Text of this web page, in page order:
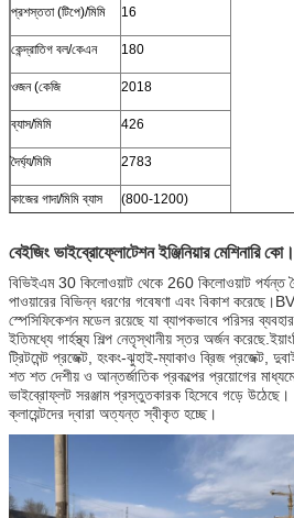
প্রশস্ততা (টিপে)/মিমি 16
কেন্দ্রাতিগ বল/কেএন 180
ওজন (কেজি 2018
ব্যাস/মিমি 426
দৈর্ঘ্য/মিমি 2783
কাজের গাদা/মিমি ব্যাস (800-1200)
বেইজিং ভাইব্রোফ্লোটেশন ইঞ্জিনিয়ার মেশিনারি
বিভিইএম 30 কিলোওয়াট থেকে 260 কিলোওয়াট পর্যন্ত
পাওয়ারের বিভিন্ন ধরণের গবেষণা এবং বিকাশ
স্পেসিফিকেশন মডেল রয়েছে যা ব্যাপকভাবে পরিসর
ইতিমধ্যে গার্হস্থ্য শিল্প নেতৃস্থানীয় স্তর অর্জন
ট্রিটমেন্ট প্রজেক্ট, হংকং-ঝুহাই-ম্যাকাও ব্রিজ প্রজেক্ট,
শত শত দেশীয় ও আন্তর্জাতিক প্রকল্পের প্রয়োগের
ভাইব্রোফ্লট সরঞ্জাম প্রস্তুতকারক হিসেবে গড়ে
ক্লায়েন্টদের দ্বারা অত্যন্ত স্বীকৃত হচ্ছে।